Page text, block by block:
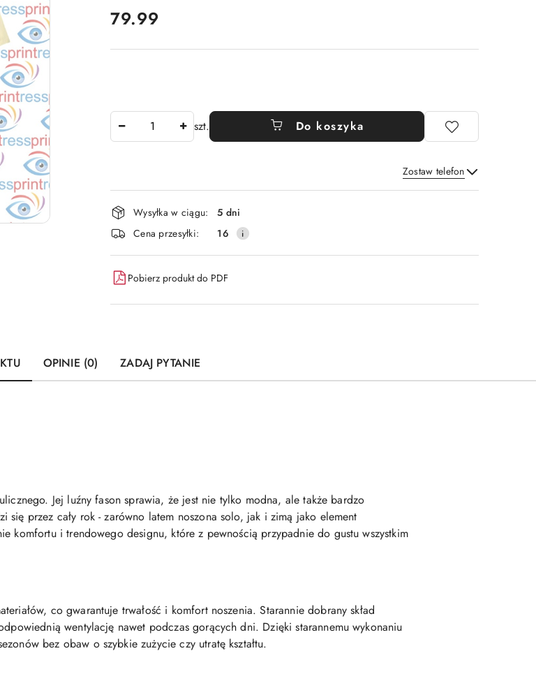
cena:
79.99
szt. Do koszyka
Zostaw telefon
Wyślij
Dostępność
i
dostawa
Wysyłka w ciągu:
5 dni
Cena przesyłki:
16
Pobierz produkt do PDF
OPINIE (0) ZADAJ PYTANIE
Jej luźny fason sprawia, że jest nie tylko modna, ale także bardzo
przez cały rok - zarówno latem noszona solo, jak i zimą jako element
komfortu i trendowego designu, które z pewnością przypadnie do gustu wszystkim
co gwarantuje trwałość i komfort noszenia. Starannie dobrany skład
wentylację nawet podczas gorących dni. Dzięki starannemu wykonaniu
bez obaw o szybkie zużycie czy utratę kształtu.